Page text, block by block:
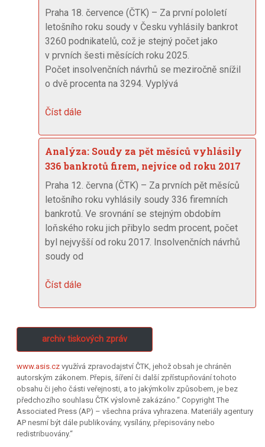
Praha 18. července (ČTK) – Za první pololetí
letošního roku soudy v Česku vyhlásily bankrot
3260 podnikatelů, což je stejný počet jako
v prvních šesti měsících roku 2025.
Počet insolvenčních návrhů se meziročně snížil
o dvě procenta na 3294. Vyplývá
Číst dále
Analýza: Soudy za pět měsíců vyhlásily
336 bankrotů firem, nejvíce od roku 2017
Praha 12. června (ČTK) – Za prvních pět měsíců
letošního roku vyhlásily soudy 336 firemních
bankrotů. Ve srovnání se stejným obdobím
loňského roku jich přibylo sedm procent, počet
byl nejvyšší od roku 2017. Insolvenčních návrhů
soudy od
Číst dále
archiv tiskových zpráv
www.asis.cz využívá zpravodajství ČTK, jehož obsah je chráněn
autorským zákonem. Přepis, šíření či další zpřístupňování tohoto
obsahu či jeho části veřejnosti, a to jakýmkoliv způsobem, je bez
předchozího souhlasu ČTK výslovně zakázáno.“ Copyright The
Associated Press (AP) – všechna práva vyhrazena. Materiály agentury
AP nesmí být dále publikovány, vysílány, přepisovány nebo
redistribuovány.“